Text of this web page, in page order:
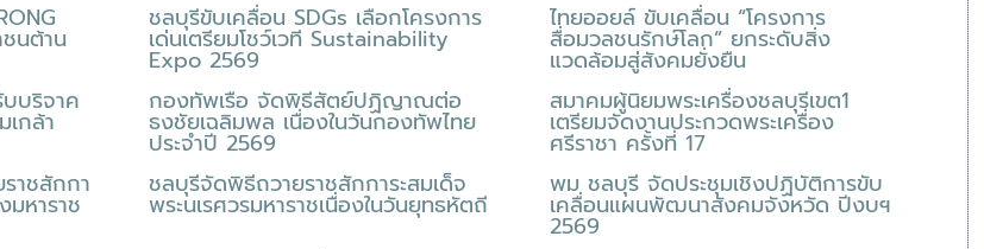
นต้าน
ชลบุรีขับเคลื่อน SDGs เลือกโครงการ
เด่นเตรียมโชว์เวที Sustainability
Expo 2569
ไทยออยล์ ขับเคลื่อน “โครงการ
สื่อมวลชนรักษ์โลก” ยกระดับสิ่ง
แวดล้อมสู่สังคมยั่งยืน
บริจาค
กล้า
กองทัพเรือ จัดพิธีสัตย์ปฏิญาณต่อ
ธงชัยเฉลิมพล เนื่องในวันกองทัพไทย
ประจำปี 2569
สมาคมผู้นิยมพระเครื่องชลบุรีเขต1
เตรียมจัดงานประกวดพระเครื่อง
ศรีราชา ครั้งที่ 17
าชสักกา
มหาราช
ชลบุรีจัดพิธีถวายราชสักการะสมเด็จ
พระนเรศวรมหาราชเนื่องในวันยุทธหัตถี
พม ชลบุรี จัดประชุมเชิงปฏิบัติการขับ
เคลื่อนแผนพัฒนาสังคมจังหวัด ปีงบฯ
2569